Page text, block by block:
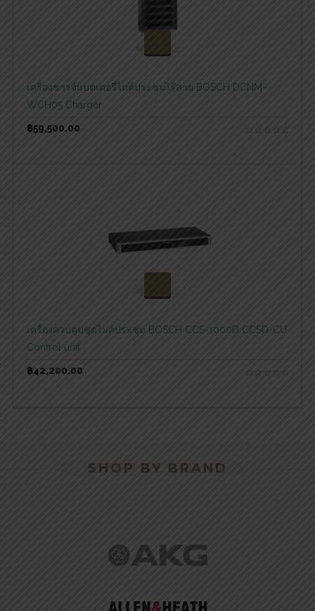
สอบถามและสั่งซื้อสินค้า
เครื่องชารจ์แบตเตอรี่ไมค์ประชุมไร้สาย BOSCH DCNM-
WCH05 Charger
฿59,500.00
สอบถามและสั่งซื้อสินค้า
เครื่องควบคุมชุดไมค์ประชุม BOSCH CCS-1000D CCSD-CU
Control unit
฿42,200.00
SHOP BY BRAND